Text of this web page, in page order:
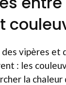
des vipères et
: les
la chaleur